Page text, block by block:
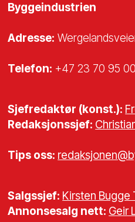
Byggeindustrien
Adresse:
Telefon: +47 23 70 95 00
Sjefredaktør (konst.):
Redaksjonssjef:
Tips oss:
Salgssjef: Kirsten Bugge
Annonsesalg nett: Geir